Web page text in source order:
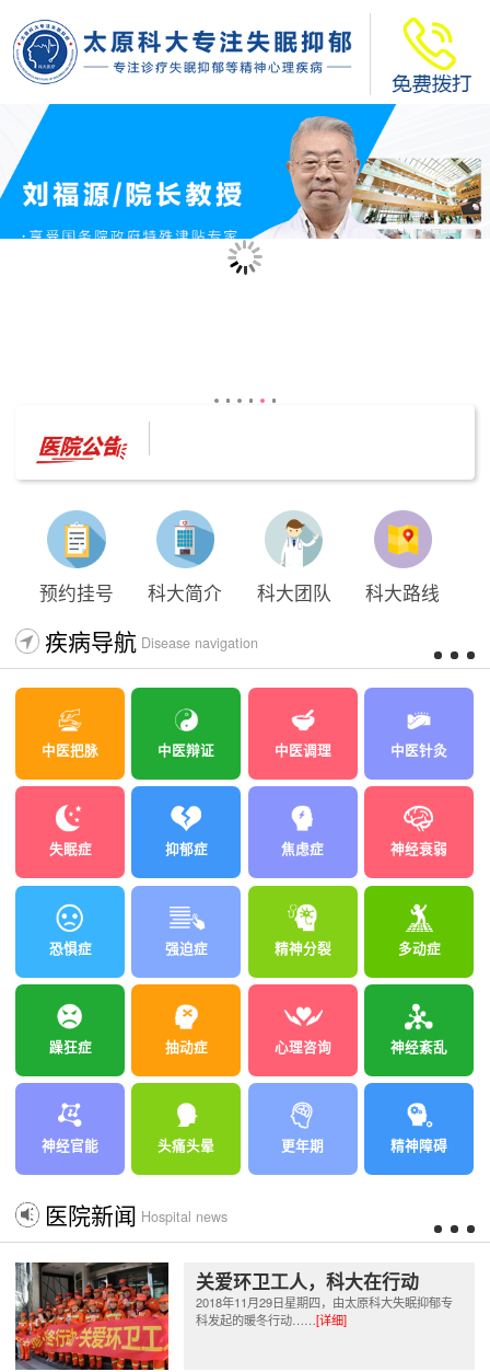
太原科大开展心理沙盘团体体验系列公益活动
预约挂号 科大简介 科大团队 科大路线
疾病导航 Disease navigation
中医把脉 中医辩证 中医调理 中医针灸
失眠症 抑郁症 焦虑症 神经衰弱
恐惧症 强迫症 精神分裂 多动症
躁狂症 抽动症 心理咨询 神经紊乱
神经官能 头痛头晕 更年期 精神障碍
医院新闻 Hospital news
关爱环卫工人，科大在行动
2018年11月29日星期四，由太原科大失眠抑郁专
科发起的暖冬行动……[详细]